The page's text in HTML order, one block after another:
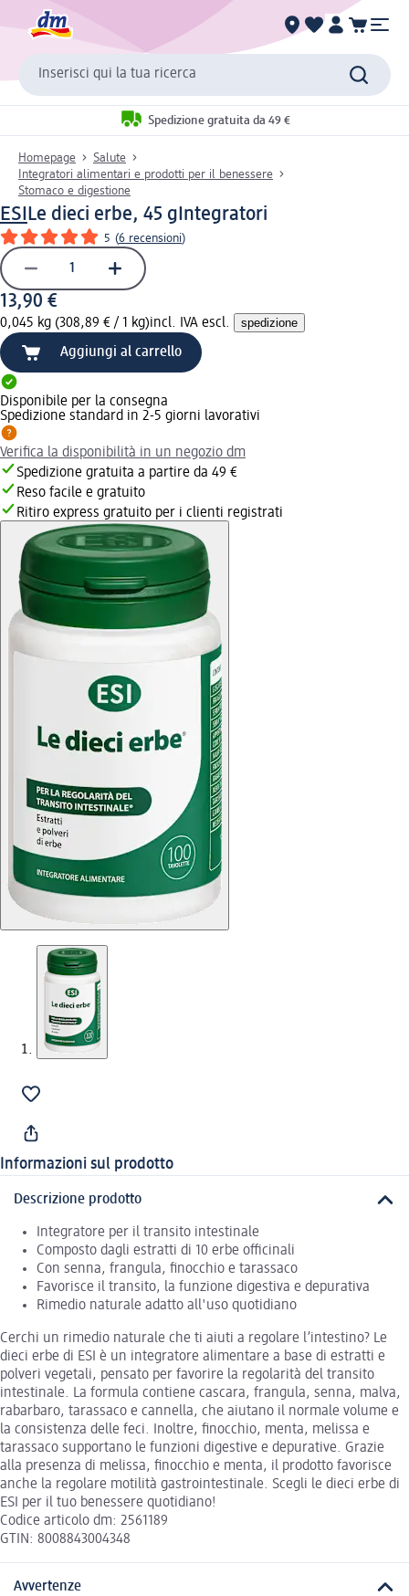
Inserisci qui la tua ricerca
Spedizione gratuita da 49 €
Homepage
Salute
Integratori alimentari e prodotti per il benessere
Stomaco e digestione
ESI Le dieci erbe, 45 g Integratori
5 (6 recensioni)
13,90 €
0,045 kg (308,89 € / 1 kg)incl. IVA escl. spedizione
Aggiungi al carrello
Disponibile per la consegna
Spedizione standard in 2-5 giorni lavorativi
Verifica la disponibilità in un negozio dm
Spedizione gratuita a partire da 49 €
Reso facile e gratuito
Ritiro express gratuito per i clienti registrati
Informazioni sul prodotto
Descrizione prodotto
Integratore per il transito intestinale
Composto dagli estratti di 10 erbe officinali
Con senna, frangula, finocchio e tarassaco
Favorisce il transito, la funzione digestiva e depurativa
Rimedio naturale adatto all'uso quotidiano
Cerchi un rimedio naturale che ti aiuti a regolare l’intestino? Le
dieci erbe di ESI è un integratore alimentare a base di estratti e
polveri vegetali, pensato per favorire la regolarità del transito
intestinale. La formula contiene cascara, frangula, senna, malva,
rabarbaro, tarassaco e cannella, che aiutano il normale volume e
la consistenza delle feci. Inoltre, finocchio, menta, melissa e
tarassaco supportano le funzioni digestive e depurative. Grazie
alla presenza di melissa, finocchio e menta, il prodotto favorisce
anche la regolare motilità gastrointestinale. Scegli le dieci erbe di
ESI per il tuo benessere quotidiano!
Codice articolo dm: 2561189
GTIN: 8008843004348
Avvertenze